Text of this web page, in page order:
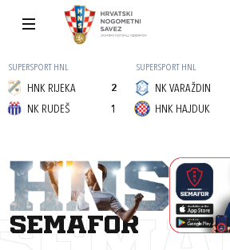
SUPERSPORT HNL
HNK RIJEKA
2
1
NK RUDEŠ
SUPERSPORT HNL
NK VARAŽDIN
HNK HAJDUK
semafor